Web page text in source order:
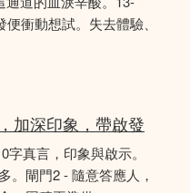
衝動想試。失去體驗、
加深印象，帶啟發
真言，印象與啟示。
。閘門2 - 隨意答應人，